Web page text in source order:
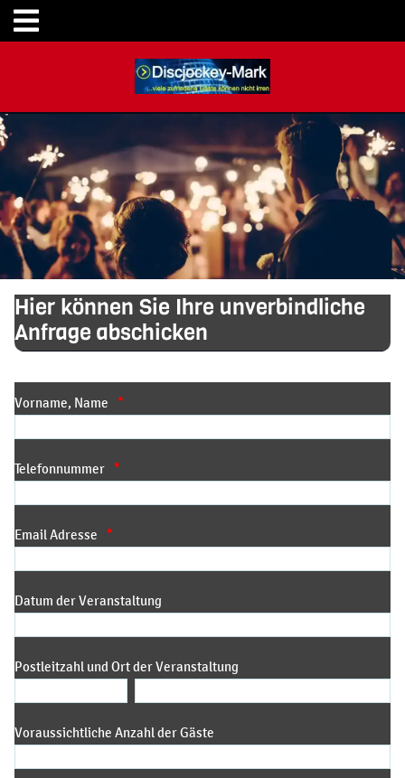
Hier können Sie Ihre unverbindliche
Anfrage abschicken
Vorname, Name *
Telefonnummer *
Email Adresse *
Datum der Veranstaltung
Postleitzahl und Ort der Veranstaltung
Voraussichtliche Anzahl der Gäste